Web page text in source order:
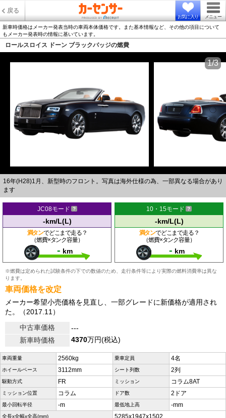
戻る
お気に入り メニュー
新車時価格はメーカー発表当時の車両本体価格です。また基本情報など、その他の項目について
もメーカー発表時の情報に基いています。
ロールスロイス ドーン ブラックバッジの燃費
16年(H28)1月、新型時のフロント。写真は海外仕様の為、一部異なる場合があり
ます
1/3
JC08モード
-km/L(L)
満タンでどこまで走る？
（燃費×タンク容量）
- km
10・15モード
-km/L(L)
満タンでどこまで走る？
（燃費×タンク容量）
- km
※燃費は定められた試験条件の下での数値のため、走行条件等により実際の燃料消費率は異な
ります。
車両価格を改定
メーカー希望小売価格を見直し、一部グレードに新価格が適用され
た。（2017.11）
中古車価格
---
新車時価格
4370万円(税込)
車両重量 2560kg 乗車定員 4名
ホイールベース 3112mm シート列数 2列
駆動方式 FR ミッション コラム8AT
ミッション位置 コラム ドア数 2ドア
最小回転半径 -m 最低地上高 -mm
全長x全幅x全高(mm)